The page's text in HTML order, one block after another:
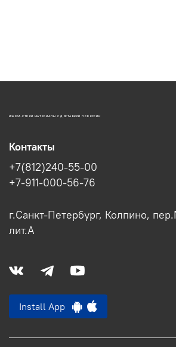
ИЖОРА-СТРОЙ МАТЕРИАЛЫ С ДОСТАВКОЙ ПО РОССИИ
Контакты
+7(812)240-55-00
+7-911-000-56-76
г.Санкт-Петербург, Колпино,
лит.А
Install App